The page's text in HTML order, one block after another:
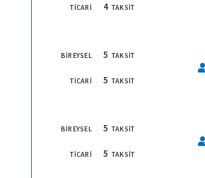
TİCARİ 4 TAKSİT
BİREYSEL 5 TAKSİT
TİCARİ 5 TAKSİT
BİREYSEL 5 TAKSİT
TİCARİ 5 TAKSİT